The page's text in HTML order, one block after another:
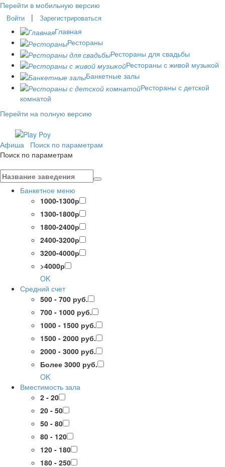
Перейти в мобильную версию
Войти | Зарегистрироваться
Главная
Рестораны
Рестораны для свадьбы
Рестораны с живой музыкой
Банкетные залы
Рестораны с детской
комнатой
Перейти на полную версию
Афиша
Поиск по параметрам
Поиск по параметрам
Банкетное меню
1000-1300р
1300-1800р
1800-2400р
2400-3200р
3200-4000р
>4000р
OK
Средний счет
500 - 700 руб.
700 - 1000 руб.
1000 - 1500 руб.
1500 - 2000 руб.
2000 - 3000 руб.
Более 3000 руб.
OK
Вместимость зала
2 - 20
20 - 50
50 - 80
80 - 120
120 - 180
180 - 250